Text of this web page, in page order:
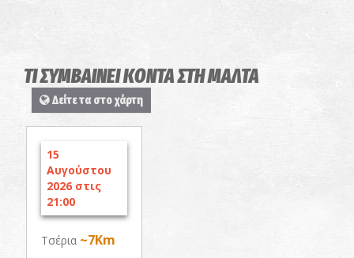
ΤΙ ΣΥΜΒΑΙΝΕΙ ΚΟΝΤΑ ΣΤΗ ΜΑΛΤΑ
Δείτε τα στο χάρτη
15
Αυγούστου
2026 στις
21:00
Τσέρια ~7Km